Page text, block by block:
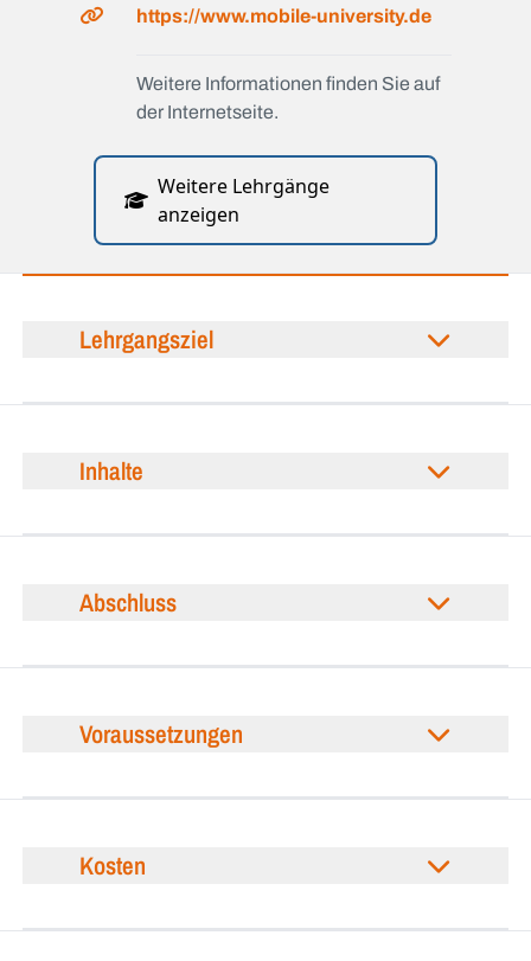
https://www.mobile-university.de
Weitere Informationen finden Sie auf
der Internetseite.
Weitere Lehrgänge
anzeigen
Lehrgangsziel
Inhalte
Abschluss
Voraussetzungen
Kosten